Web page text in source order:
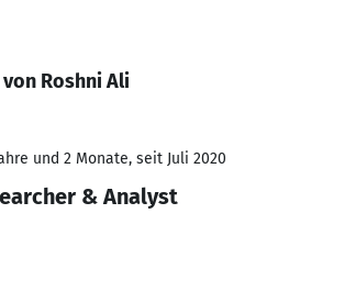
Roshni Ali
und 2 Monate, seit Juli 2020
& Analyst